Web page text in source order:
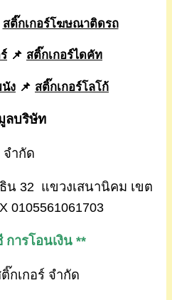
สติ๊กเกอร์โฆษณาติดรถ
📌 สติ๊กเกอร์ไดคัท
ง 📌 สติ๊กเกอร์โลโก้
ลบริษัท
จำกัด
น 32 แขวงเสนานิคม เขต
0105561061703
ารโอนเงิน **
กเกอร์ จำกัด